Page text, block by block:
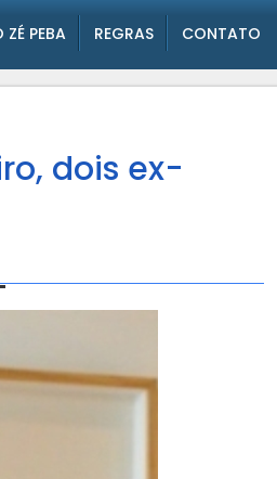
PEBA REGRAS CONTATO
dois ex-